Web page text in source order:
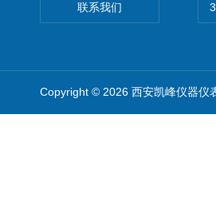
联系我们
Copyright © 2026 西安凯峰仪器仪